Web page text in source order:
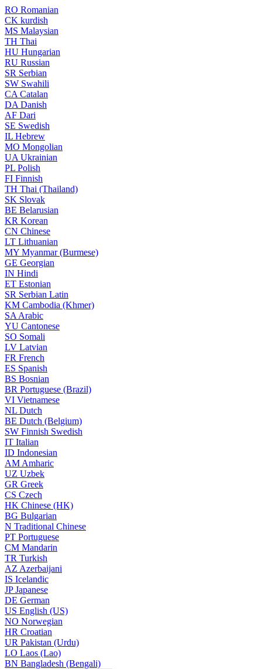
RO Romanian
CK kurdish
MS Malaysian
TH Thai
HU Hungarian
RU Russian
SR Serbian
SW Swahili
CA Catalan
DA Danish
AF Dari
SE Swedish
IL Hebrew
MO Mongolian
UA Ukrainian
PL Polish
FI Finnish
TH Thai (Thailand)
SK Slovak
BE Belarusian
KR Korean
CN Chinese
LT Lithuanian
MY Myanmar (Burmese)
GE Georgian
IN Hindi
ET Estonian
SR Serbian Latin
KM Cambodia (Khmer)
SA Arabic
YU Cantonese
SO Somali
LV Latvian
FR French
ES Spanish
BS Bosnian
BR Portuguese (Brazil)
VI Vietnamese
NL Dutch
BE Dutch (Belgium)
SW Finnish Swedish
IT Italian
ID Indonesian
AM Amharic
UZ Uzbek
GR Greek
CS Czech
HK Chinese (HK)
BG Bulgarian
N Traditional Chinese
PT Portuguese
CM Mandarin
TR Turkish
AZ Azerbaijani
IS Icelandic
JPJapanese
DE German
US English (US)
NO Norwegian
HR Croatian
UR Pakistan (Urdu)
LO Laos (Lao)
BN Bangladesh (Bengali)